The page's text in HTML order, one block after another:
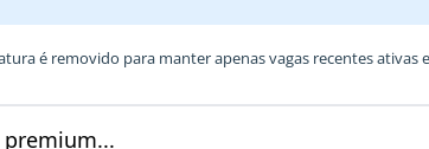
é removido para manter apenas vagas recentes ativas